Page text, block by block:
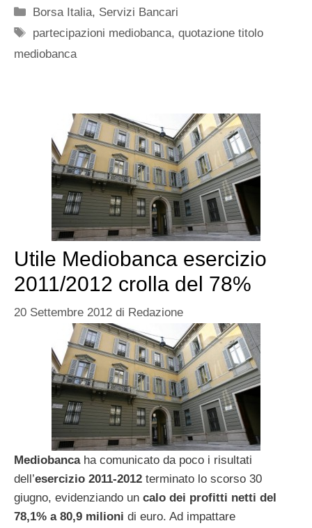
Categorie
Borsa Italia, Servizi Bancari
Tag
partecipazioni mediobanca,quotazione titolo
mediobanca
Utile Mediobanca esercizio
2011/2012 crolla del 78%
20 Settembre 2012 di Redazione
Mediobancaha comunicato da poco i risultati
dell’esercizio 2011-2012 terminato lo scorso 30
giugno, evidenziando un calo dei profitti netti del
78,1% a 80,9 milioni di euro. Ad impattare